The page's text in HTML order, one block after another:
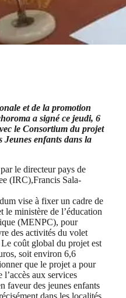
et de la promotion
a signé ce jeudi, 6
le Consortium du projet
Jeunes enfants dans la
le directeur pays de
(IRC),Francis Sala-
vise à fixer un cadre de
le ministère de l’éducation
(MENPC), pour
des activités du volet
coût global du projet est
soit environ 6,6
que le projet a pour
aux services
faveur des jeunes enfants